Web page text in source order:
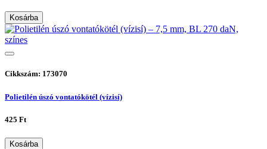
Kosárba
Cikkszám: 173070
Polietilén úszó vontatókötél (vízisí)
425 Ft
Kosárba